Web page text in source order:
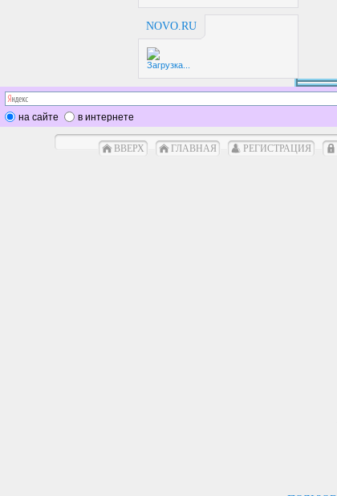
NOVO.RU
Загрузка...
на сайте в интернете
ВВЕРХ ГЛАВНАЯ РЕГИСТРАЦИЯ